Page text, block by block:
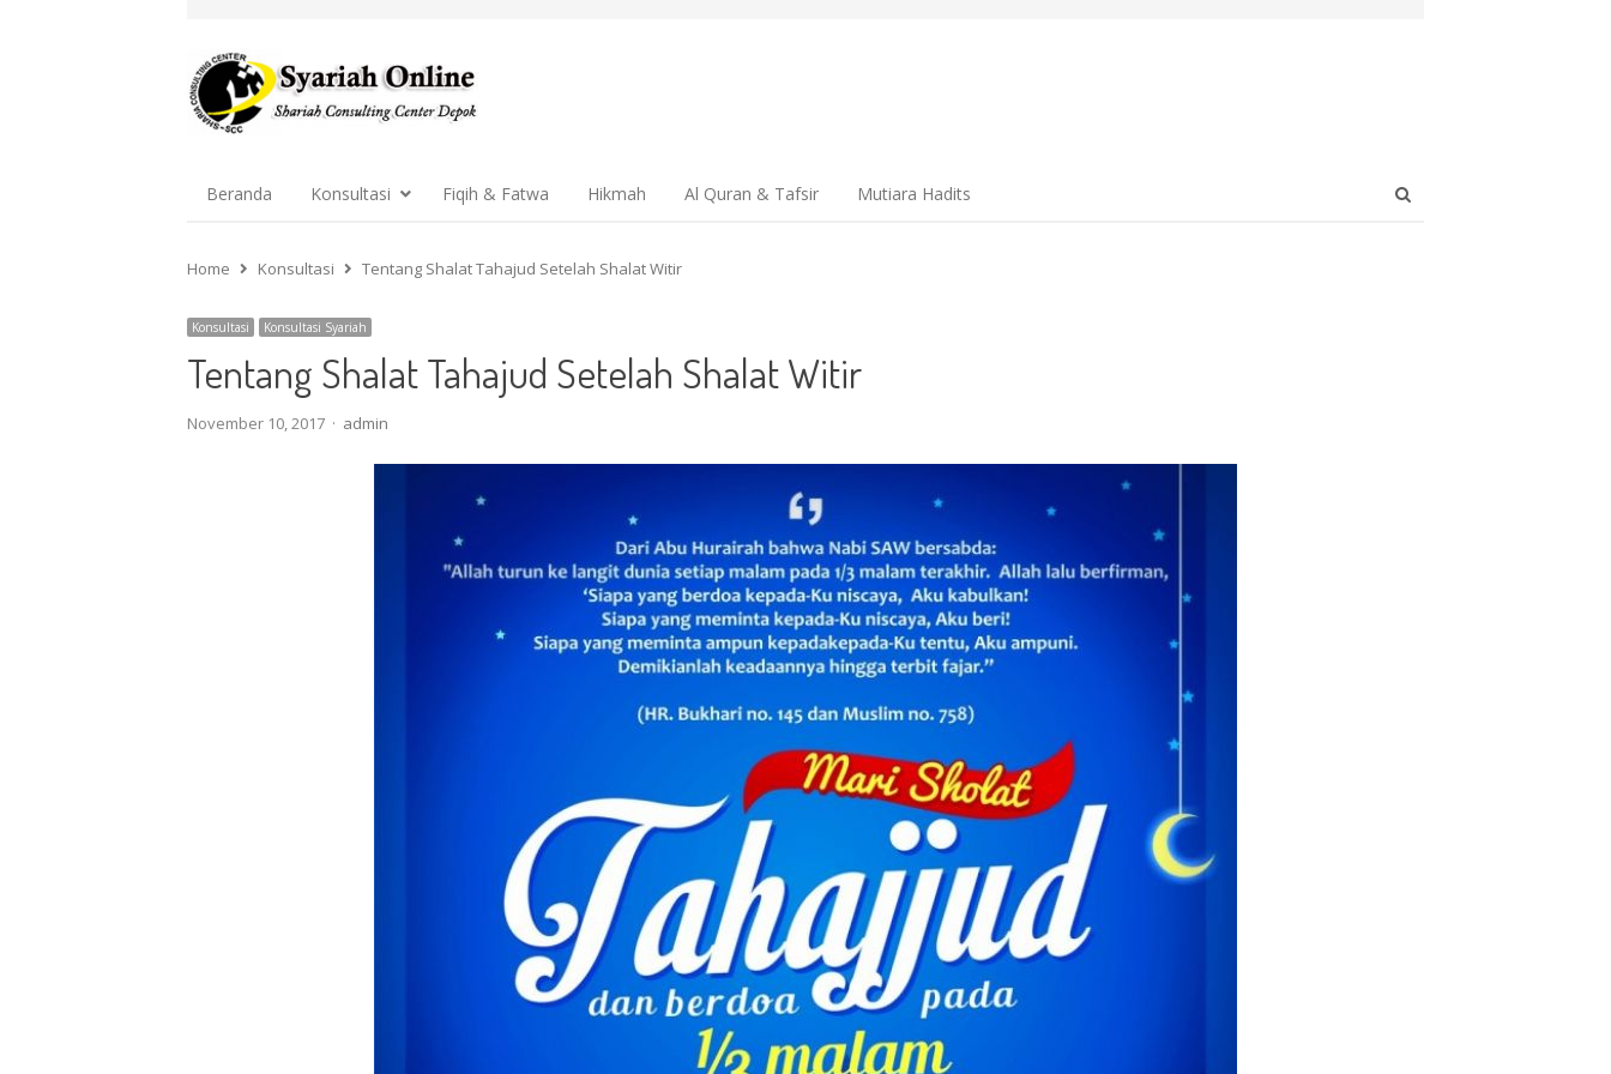
Beranda Konsultasi Fiqih & Fatwa Hikmah Al Quran & Tafsir Mutiara Hadits
Home
Konsultasi Tentang Shalat Tahajud Setelah Shalat Witir
Konsultasi Konsultasi Syariah
Tentang Shalat Tahajud Setelah Shalat Witir
November 10, 2017 Author
admin